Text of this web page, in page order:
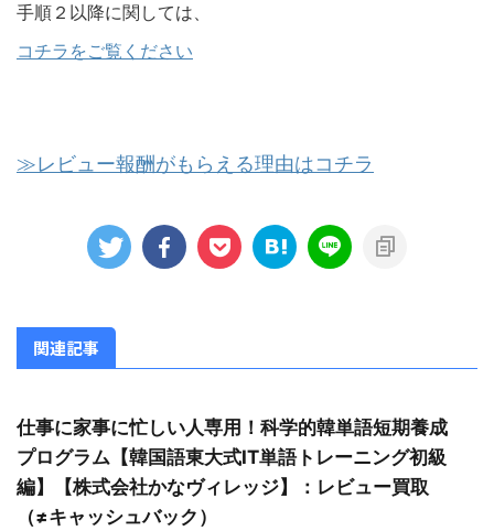
手順２以降に関しては、
コチラをご覧ください
≫レビュー報酬がもらえる理由はコチラ
関連記事
仕事に家事に忙しい人専用！科学的韓単語短期養成
プログラム【韓国語東大式IT単語トレーニング初級
編】【株式会社かなヴィレッジ】：レビュー買取
（≠キャッシュバック）